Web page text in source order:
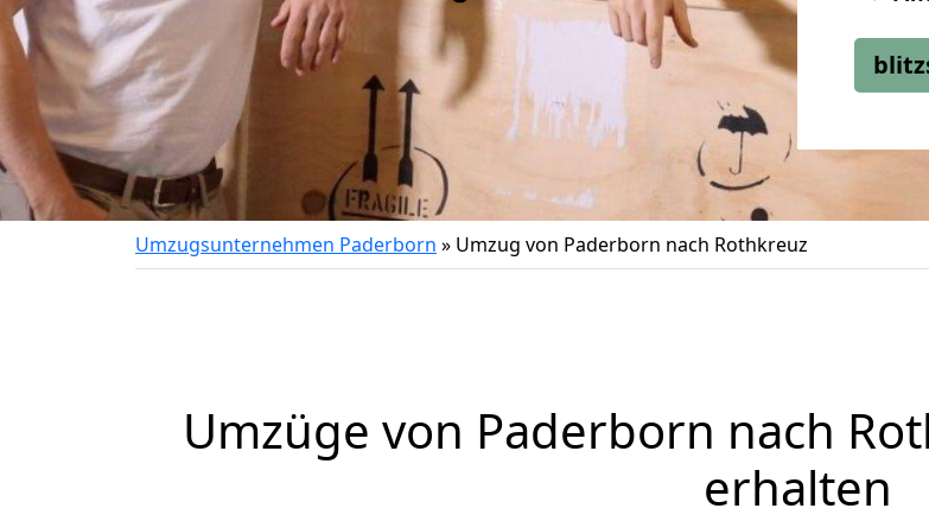
Umzugsunternehmen Paderborn » Umzug von Paderborn nach Rothkreuz
Umzüge von Paderborn nach
erhalten